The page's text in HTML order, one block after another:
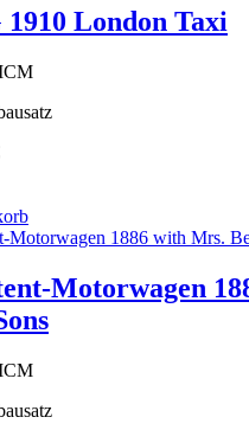
1910 London Taxi
Motorwagen